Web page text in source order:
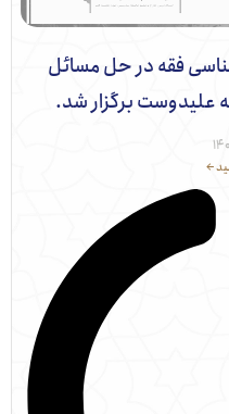
در حل مسائل
برگزار شد.